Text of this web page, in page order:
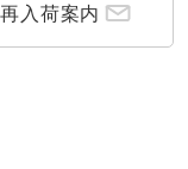
再入荷案内